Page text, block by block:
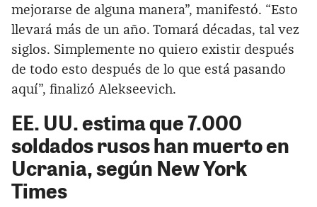
mejorarse de alguna manera”, manifestó. “Esto
llevará más de un año. Tomará décadas, tal vez
siglos. Simplemente no quiero existir después
de todo esto después de lo que está pasando
aquí”, finalizó Alekseevich.
EE. UU. estima que 7.000
soldados rusos han muerto en
Ucrania, según New York
Times